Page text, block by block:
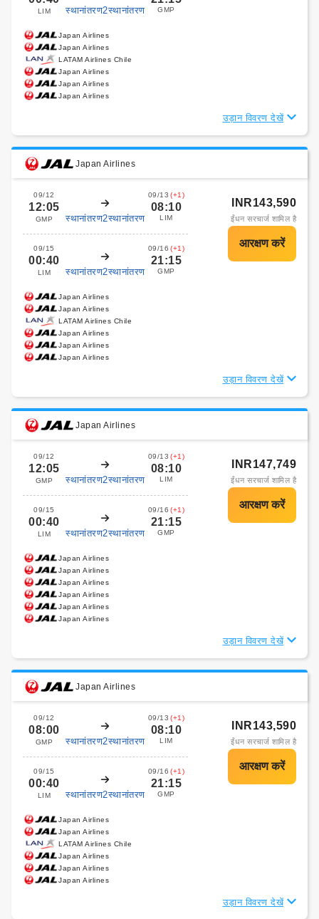
LIM स्थानांतरण2स्थानांतरण GMP
Japan Airlines
Japan Airlines
LATAM Airlines Chile
Japan Airlines
Japan Airlines
Japan Airlines
उड़ान विवरण देखें
Japan Airlines
09/12
12:05
GMP स्थानांतरण2स्थानांतरण
09/13 (+1)
08:10
LIM
09/15
00:40
LIM स्थानांतरण2स्थानांतरण
09/16 (+1)
21:15
GMP
INR143,590
ईंधन सरचार्ज शामिल है
Japan Airlines
Japan Airlines
LATAM Airlines Chile
Japan Airlines
Japan Airlines
Japan Airlines
उड़ान विवरण देखें
Japan Airlines
09/12
12:05
GMP स्थानांतरण2स्थानांतरण
09/13 (+1)
08:10
LIM
09/15
00:40
LIM स्थानांतरण2स्थानांतरण
09/16 (+1)
21:15
GMP
INR147,749
ईंधन सरचार्ज शामिल है
Japan Airlines
Japan Airlines
Japan Airlines
Japan Airlines
Japan Airlines
Japan Airlines
उड़ान विवरण देखें
Japan Airlines
09/12
08:00
GMP स्थानांतरण2स्थानांतरण
09/13 (+1)
08:10
LIM
09/15
00:40
LIM स्थानांतरण2स्थानांतरण
09/16 (+1)
21:15
GMP
INR143,590
ईंधन सरचार्ज शामिल है
Japan Airlines
Japan Airlines
LATAM Airlines Chile
Japan Airlines
Japan Airlines
Japan Airlines
उड़ान विवरण देखें